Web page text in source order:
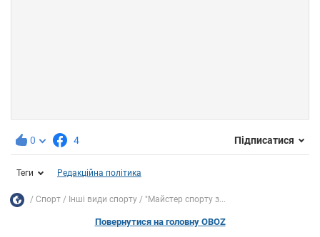
0 4 Підписатися
Теги Редакційна політика
Спорт Інші види спорту "Майстер спорту з...
Повернутися на головну OBOZ